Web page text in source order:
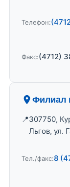
Телефон:
Факс:(4712)
Филиал
307750,
Льгов, ул.
Тел./факс:8